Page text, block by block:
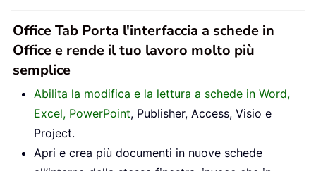
Office Tab Porta l'interfaccia a schede in
Office e rende il tuo lavoro molto più
semplice
Abilita la modifica e la lettura a schede in Word,
Excel, PowerPoint, Publisher, Access, Visio e
Project.
Apri e crea più documenti in nuove schede